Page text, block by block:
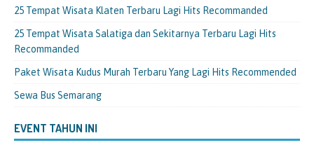
25 Tempat Wisata Klaten Terbaru Lagi Hits Recommanded
25 Tempat Wisata Salatiga dan Sekitarnya Terbaru Lagi Hits
Recommanded
Paket Wisata Kudus Murah Terbaru Yang Lagi Hits Recommended
Sewa Bus Semarang
EVENT TAHUN INI